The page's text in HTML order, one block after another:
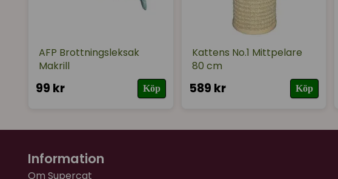
AFP Brottningsleksak
Makrill
99 kr Köp
Kattens No.1 Mittpelare
80 cm
589 kr Köp
Information
Om Supercat